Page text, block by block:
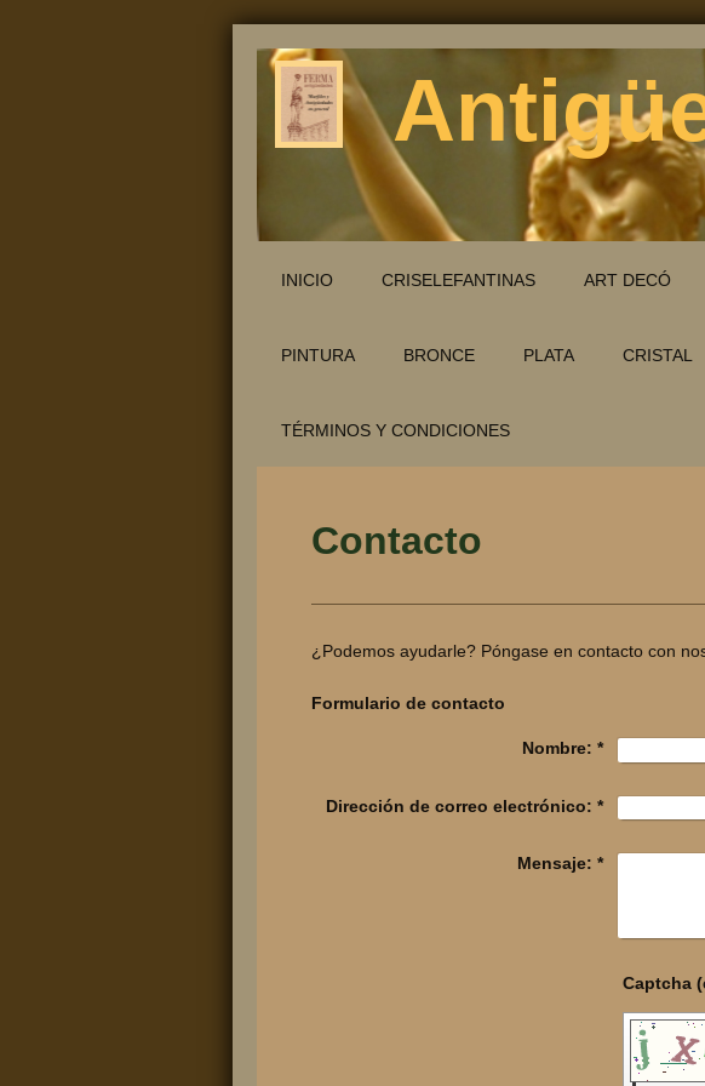
INICIO CRISELEFANTINAS ART DECÓ
PINTURA BRONCE PLATA CRISTAL
TÉRMINOS Y CONDICIONES
Contacto
¿Podemos ayudarle? Póngase en contacto con
Formulario de contacto
Nombre: *
Dirección de correo electrónico: *
Mensaje: *